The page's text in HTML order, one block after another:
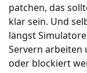
patchen, das
klar sein. Und
längst
Servern arbeiten
oder blockiert